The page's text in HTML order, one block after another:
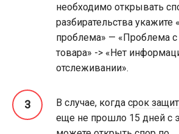
необходимо открывать
разбирательства укажите
проблема» — «Проблема с
товара» -> «Нет
отслеживании».
В случае, когда срок
еще не прошло 15 дней с